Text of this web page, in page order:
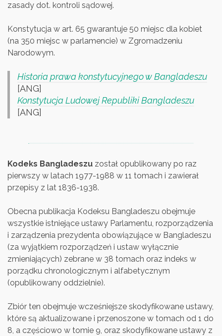
zasady dot. kontroli sądowej.
Konstytucja w art. 65 gwarantuje 50 miejsc dla kobiet
(na 350 miejsc w parlamencie) w Zgromadzeniu
Narodowym.
Historia prawa konstytucyjnego w Bangladeszu
[ANG]
Konstytucja Ludowej Republiki Bangladeszu
[ANG]
Kodeks Bangladeszu został opublikowany po raz
pierwszy w latach 1977-1988 w 11 tomach i zawierał
przepisy z lat 1836-1938.
Obecna publikacja Kodeksu Bangladeszu obejmuje
wszystkie istniejące ustawy Parlamentu, rozporządzenia
i zarządzenia prezydenta obowiązujące w Bangladeszu
(za wyjątkiem rozporządzeń i ustaw wyłącznie
zmieniających) zebrane w 38 tomach oraz indeks w
porządku chronologicznym i alfabetycznym
(opublikowany oddzielnie).
Zbiór ten obejmuje wcześniejsze skodyfikowane ustawy,
które są aktualizowane i przenoszone w tomach od 1 do
8, a częściowo w tomie 9, oraz skodyfikowane ustawy z